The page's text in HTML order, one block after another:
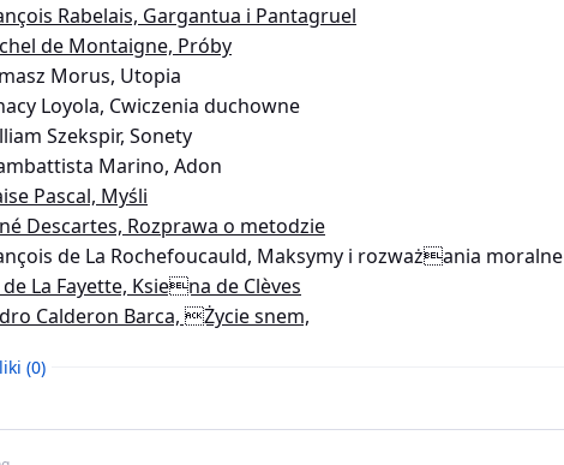
Rabelais, Gargantua i Pantagruel
de Montaigne, Próby
Morus, Utopia
Loyola, Cwiczenia duchowne
Szekspir, Sonety
Marino, Adon
Pascal, Myśli
Descartes, Rozprawa o metodzie
de La Rochefoucauld, Maksymy i rozważania moralne
La Fayette, Ksiena de Clèves
Calderon Barca, Życie snem,
(0)